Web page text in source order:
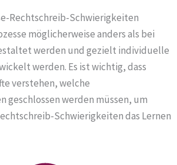
Rechtschreib-Schwierigkeiten
möglicherweise anders als bei
werden und gezielt individuelle
werden. Es ist wichtig, dass
verstehen, welche
geschlossen werden müssen, um
Schwierigkeiten das Lernen